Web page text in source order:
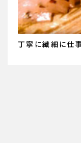
丁寧に繊細に仕